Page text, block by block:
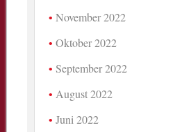
November 2022
Oktober 2022
September 2022
August 2022
Juni 2022